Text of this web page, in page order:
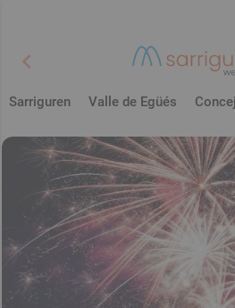
chevron_left
Sarriguren Valle de Egüés